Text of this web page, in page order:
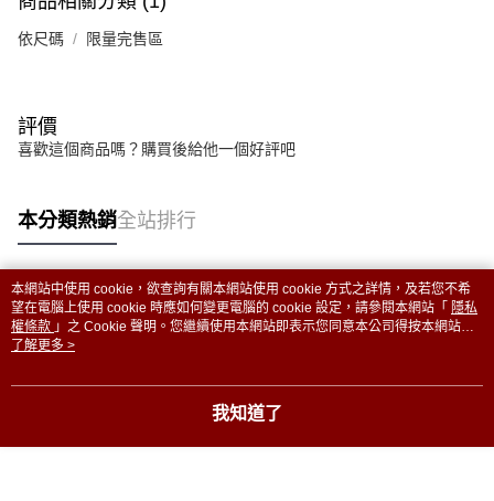
依尺碼 限量完售區
評價
喜歡這個商品嗎？購買後給他一個好評吧
本分類熱銷全站排行
熱門標籤
本網站中使用 cookie，欲查詢有關本網站使用 cookie 方式之詳情，及若您不希
望在電腦上使用 cookie 時應如何變更電腦的 cookie 設定，請參閱本網站「 隱私
權條款 」之 Cookie 聲明。您繼續使用本網站即表示您同意本公司得按本網站使
用條款之 Cookie 聲明使用 cookie。
了解更多 >
我知道了